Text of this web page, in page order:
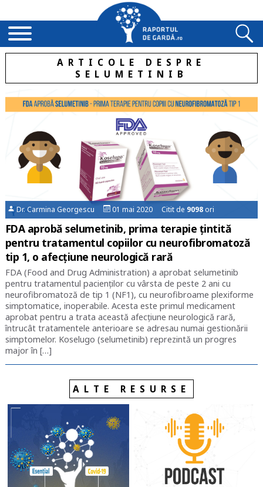
ARTICOLE DESPRE
SELUMETINIB
Dr. Carmina Georgescu 01 mai 2020 Citit de 9098 ori
FDA aprobă selumetinib, prima terapie țintită
pentru tratamentul copiilor cu neurofibromatoză
tip 1, o afecțiune neurologică rară
FDA (Food and Drug Administration) a aprobat selumetinib
pentru tratamentul pacienților cu vârsta de peste 2 ani cu
neurofibromatoză de tip 1 (NF1), cu neurofibroame plexiforme
simptomatice, inoperabile. Acesta este primul medicament
aprobat pentru a trata această afecțiune neurologică rară,
întrucât tratamentele anterioare se adresau numai gestionării
simptomelor. Koselugo (selumetinib) reprezintă un progres
major în […]
ALTE RESURSE